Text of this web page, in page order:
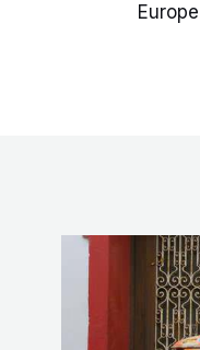
Europe